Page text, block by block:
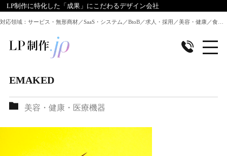
LP制作に特化した「成果」にこだわるデザイン会社
EMAKED
美容・健康・医療機器